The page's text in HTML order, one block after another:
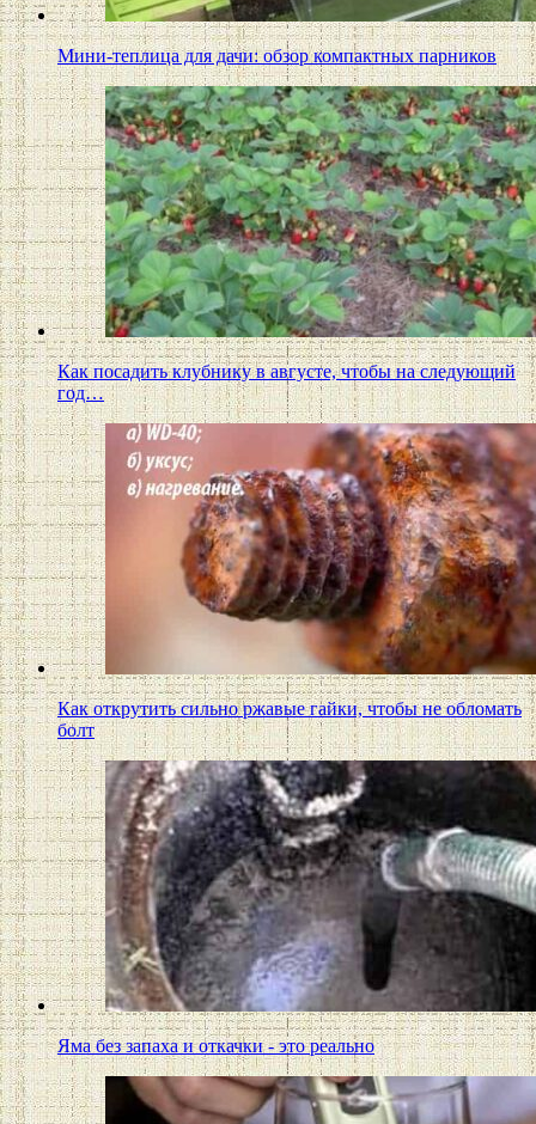
Мини-теплица для дачи: обзор компактных парников
Как посадить клубнику в августе, чтобы на следующий
год…
Как открутить сильно ржавые гайки, чтобы не обломать
болт
Яма без запаха и откачки - это реально